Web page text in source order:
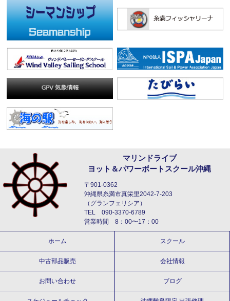
マリンドライブ
ヨット＆パワーボートスクール沖縄
〒901-0362
沖縄県糸満市真栄里2042-7-203
（グランフェリシア）
TEL 090-3370-6789
営業時間 8：00〜17：00
ホーム スクール
中古部品販売 会社情報
お問い合わせ ブログ